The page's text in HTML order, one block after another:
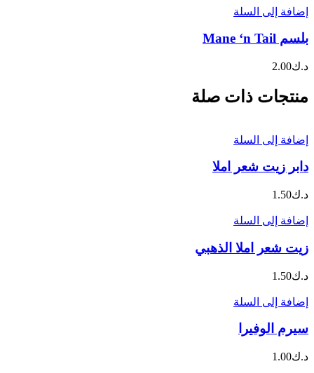
إضافة إلى السلة
بلسم Mane ‘n Tail
د.ك2.00
منتجات ذات صلة
إضافة إلى السلة
دابر زيت شعر املا
د.ك1.50
إضافة إلى السلة
زيت شعر املا الذهبي
د.ك1.50
إضافة إلى السلة
سيرم الوفيرا
د.ك1.00